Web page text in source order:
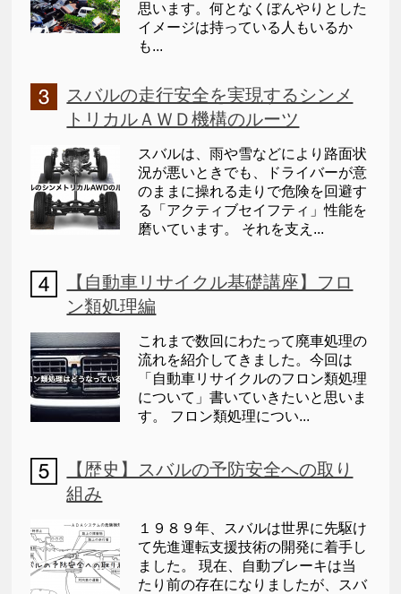
思います。何となくぼんやりとした
イメージは持っている人もいるか
も...
スバルの走行安全を実現するシンメ
トリカルＡＷＤ機構のルーツ
スバルは、雨や雪などにより路面状
況が悪いときでも、ドライバーが意
のままに操れる走りで危険を回避す
る「アクティブセイフティ」性能を
磨いています。 それを支え...
【自動車リサイクル基礎講座】フロ
ン類処理編
これまで数回にわたって廃車処理の
流れを紹介してきました。今回は
「自動車リサイクルのフロン類処理
について」書いていきたいと思いま
す。 フロン類処理につい...
【歴史】スバルの予防安全への取り
組み
１９８９年、スバルは世界に先駆け
て先進運転支援技術の開発に着手し
ました。 現在、自動ブレーキは当
たり前の存在になりましたが、スバ